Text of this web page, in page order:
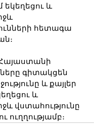
և
հետագա
գիտակցեն
և քայլեր
և
վստահությունը
ուղղությամբ։